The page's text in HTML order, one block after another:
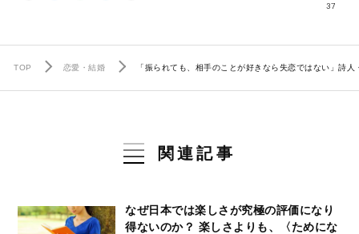
37
TOP 恋愛・結婚 「振られても、相手のことが好きなら失恋ではない」詩
関連記事
なぜ日本では楽しさが究極の評価になり
得ないのか？ 楽しさよりも、〈ためにな